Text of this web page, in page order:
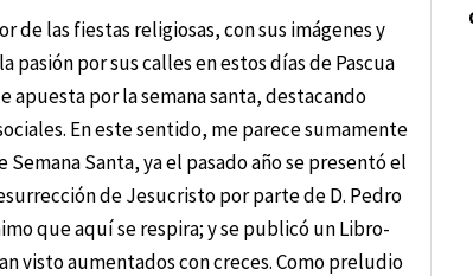
de las fiestas religiosas, con sus imágenes y
pasión por sus calles en estos días de Pascua
por la semana santa, destacando
En este sentido, me parece sumamente
Santa, ya el pasado año se presentó el
de Jesucristo por parte de D. Pedro
que aquí se respira; y se publicó un Libro-
visto aumentados con creces. Como preludio